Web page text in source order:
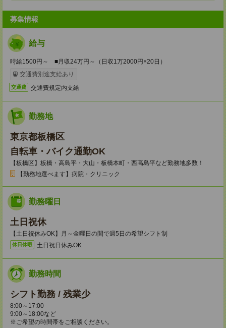
募集情報
給与
時給1500円～ ■月収24万円～（日収1万2000円×20日）
交通費別途支給あり
交通費 交通費規定内支給
勤務地
東京都板橋区
自転車・バイク通勤OK
【板橋区】板橋・高島平・大山・板橋本町・西高島平など勤務地多数！
【勤務地選べます】病院・クリニック
勤務曜日
土日祝休
【土日祝休みOK】月～金曜日の間で週5日の希望シフト制
休日休暇 土日祝日休みOK
勤務時間
シフト勤務 / 残業少
8:00～17:00
9:00～18:00など
※ご希望の時間帯をご相談ください。